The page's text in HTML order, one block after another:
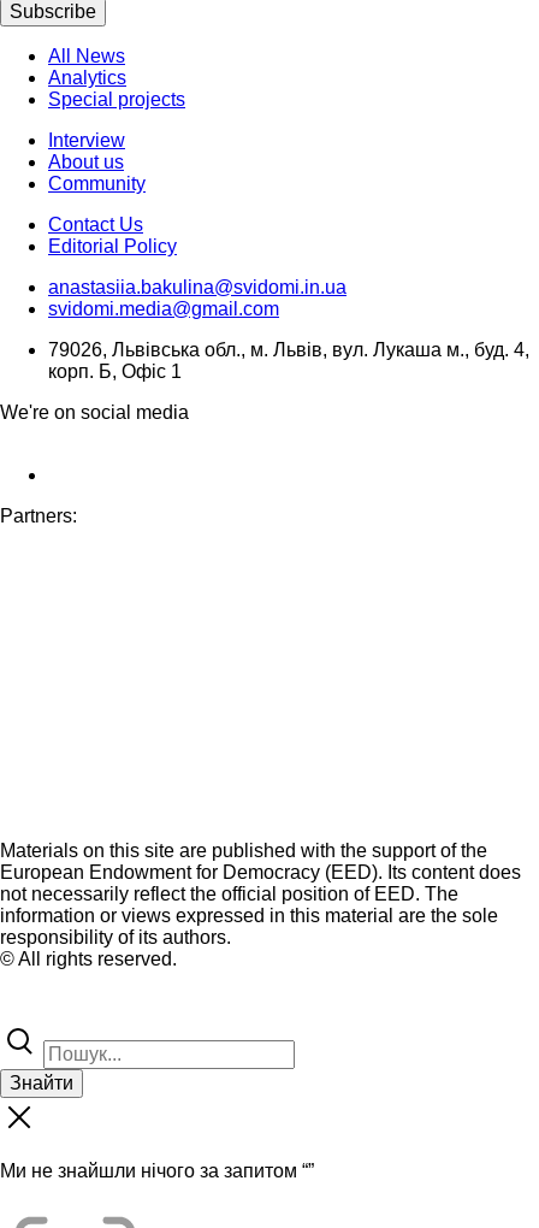
Subscribe
All News
Analytics
Special projects
Interview
About us
Community
Contact Us
Editorial Policy
anastasiia.bakulina@svidomi.in.ua
svidomi.media@gmail.com
79026, Львівська обл., м. Львів, вул. Лукаша м., буд. 4,
корп. Б, Офіс 1
We're on social media
Partners:
Materials on this site are published with the support of the
European Endowment for Democracy (EED). Its content does
not necessarily reflect the official position of EED. The
information or views expressed in this material are the sole
responsibility of its authors.
© All rights reserved.
Знайти
Ми не знайшли нічого за запитом “”